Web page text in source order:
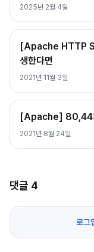
2025년 2월 4일
[Apache HTTP
생한다면
2021년 11월 3일
[Apache] 80,443
2021년 8월 24일
댓글 4
로그